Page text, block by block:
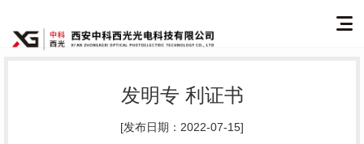
发明专 利证书
[发布日期：2022-07-15]